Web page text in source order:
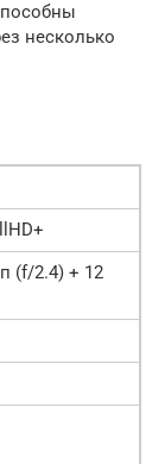
несколько
(f/2.4) + 12